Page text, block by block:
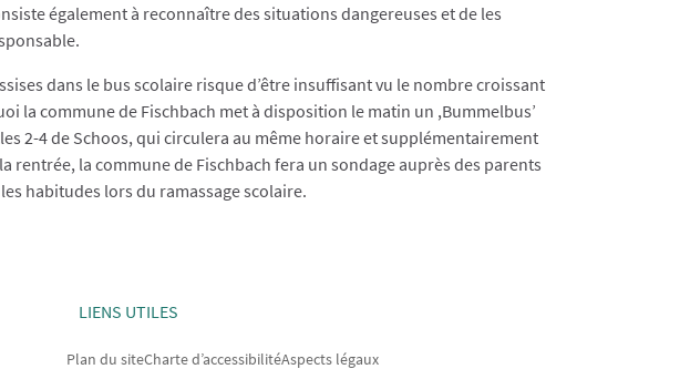
également à reconnaître des situations dangereuses et de les
dans le bus scolaire risque d’être insuffisant vu le nombre croissant
la commune de Fischbach met à disposition le matin un ,Bummelbus’
2-4 de Schoos, qui circulera au même horaire et supplémentairement
rentrée, la commune de Fischbach fera un sondage auprès des parents
habitudes lors du ramassage scolaire.​
LIENS UTILES
Plan du siteCharte d’accessibilitéAspects légaux